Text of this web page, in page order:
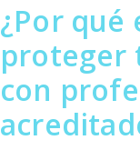
¿Por
proteger
con